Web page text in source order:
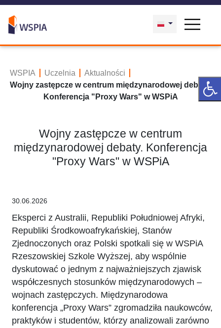
WSPIA Uczelnia
Aktualności
Wojny zastępcze w centrum międzynarodowej debaty.
Konferencja "Proxy Wars" w WSPiA
Wojny zastępcze w centrum
międzynarodowej debaty. Konferencja
"Proxy Wars" w WSPiA
30.06.2026
Eksperci z Australii, Republiki Południowej Afryki,
Republiki Środkowoafrykańskiej, Stanów
Zjednoczonych oraz Polski spotkali się w WSPiA
Rzeszowskiej Szkole Wyższej, aby wspólnie
dyskutować o jednym z najważniejszych zjawisk
współczesnych stosunków międzynarodowych –
wojnach zastępczych. Międzynarodowa
konferencja „Proxy Wars” zgromadziła naukowców,
praktyków i studentów, którzy analizowali zarówno